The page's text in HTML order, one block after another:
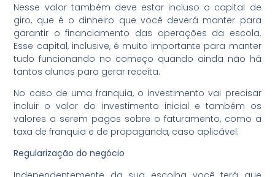
Nesse valor também deve estar incluso o capital de
giro, que é o dinheiro que você deverá manter para
garantir o financiamento das operações da escola.
Esse capital, inclusive, é muito importante para manter
tudo funcionando no começo quando ainda não há
tantos alunos para gerar receita.
No caso de uma franquia, o investimento vai precisar
incluir o valor do investimento inicial e também os
valores a serem pagos sobre o faturamento, como a
taxa de franquia e de propaganda, caso aplicável.
Regularização do negócio